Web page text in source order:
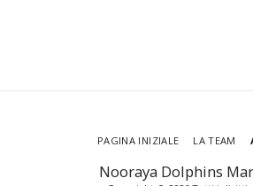
Nooraya Dolphins
PAGINA INIZIALE LA TEAM